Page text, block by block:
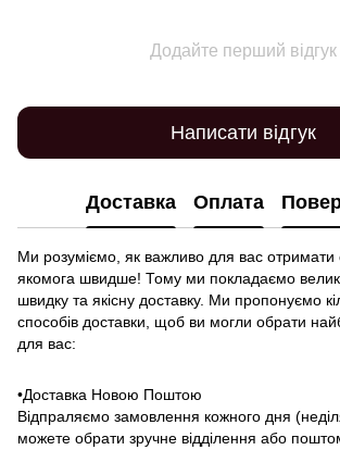
Додайте перший відгук
Написати відгук
Доставка Оплата
Ми розуміємо, як важливо для вас отримати
якомога швидше! Тому ми покладаємо
швидку та якісну доставку. Ми пропонуємо
способів доставки, щоб ви могли обрати
для вас:
•Доставка Новою Поштою
Відпраляємо замовлення кожного дня
можете обрати зручне відділення або